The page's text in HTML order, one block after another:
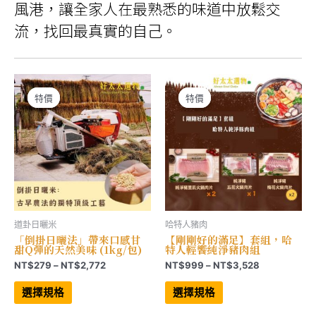
風港，讓全家人在最熟悉的味道中放鬆交
流，找回最真實的自己。
特價
特價
道卦日曬米
「倒掛日曬法」帶來口感甘
甜Q彈的天然美味 (1kg/包)
NT$279 –NT$2,772價
選擇規格
此
品
特價
特價
哈特人豬肉
【剛剛好的滿足】套組，哈
特人輕饗純淨豬肉組
NT$999 –NT$3,528
選擇規格
此
品